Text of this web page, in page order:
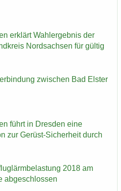
er­klärt Wahl­er­geb­nis der
Nord­sach­sen für gül­tig
zwi­schen Bad Els­ter
führt in Dres­den eine
zur Gerüst-​Sicherheit durch
2018 am
ab­ge­schlos­sen